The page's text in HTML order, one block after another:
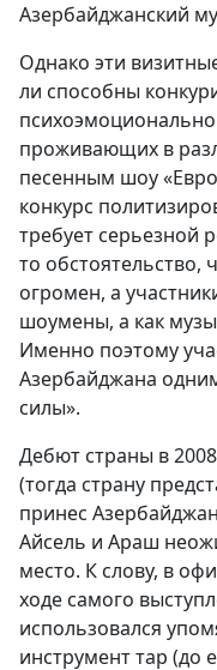
Азербайджанский
Однако эти
ли способны
проживающих в
песенным шоу
конкурс
требует серьезной
то обстоятельство,
огромен, а
шоумены, а как
Именно поэтому
Азербайджана
силы».
Дебют страны в
(тогда страну
принес
Айсель и Араш
место. К слову, в
ходе самого
использовался
инструмент тар (до